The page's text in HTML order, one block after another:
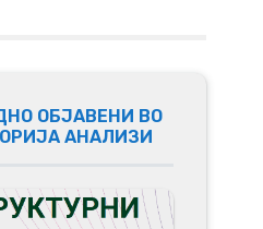
ОБЈАВЕНИ ВО
АНАЛИЗИ